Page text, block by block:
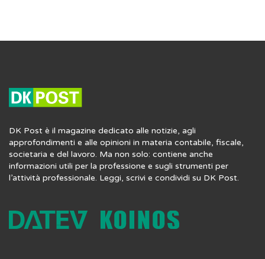
DK Post è il magazine dedicato alle notizie, agli
approfondimenti e alle opinioni in materia contabile, fiscale,
societaria e del lavoro. Ma non solo: contiene anche
informazioni utili per la professione e sugli strumenti per
l’attività professionale. Leggi, scrivi e condividi su DK Post.